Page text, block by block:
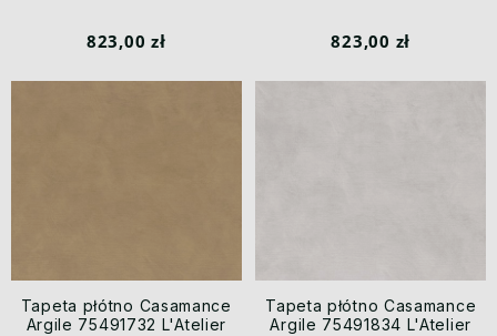
823,00 zł 823,00 zł
Tapeta płótno Casamance
Argile 75491732 L'Atelier
Tapeta płótno Casamance
Argile 75491834 L'Atelier